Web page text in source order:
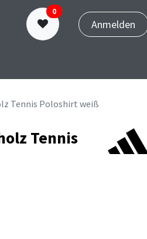
0
Anmelden
Tennis Poloshirt weiß
Tennis